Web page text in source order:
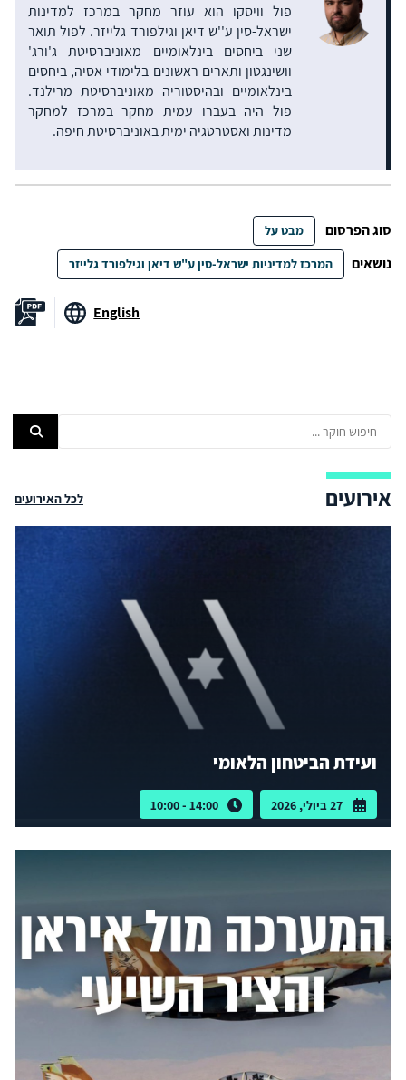
פול וויסקו הוא עוזר מחקר במרכז למדינות
ישראל-סין ע''ש דיאן וגילפורד גלייזר. לפול תואר
שני ביחסים בינלאומיים מאוניברסיטת ג'ורג'
וושינגטון ותארים ראשונים בלימודי אסיה, ביחסים
בינלאומיים ובהיסטוריה מאוניברסיטת מרילנד.
פול היה בעברו עמית מחקר במרכז למחקר
מדינות ואסטרטגיה ימית באוניברסיטת חיפה.
סוג הפרסום מבט על
נושאים המרכז למדיניות ישראל-סין ע"ש דיאן וגילפורד גלייזר
English
אירועים לכל האירועים
ועידת הביטחון הלאומי
27 ביולי, 2026 14:00 - 10:00